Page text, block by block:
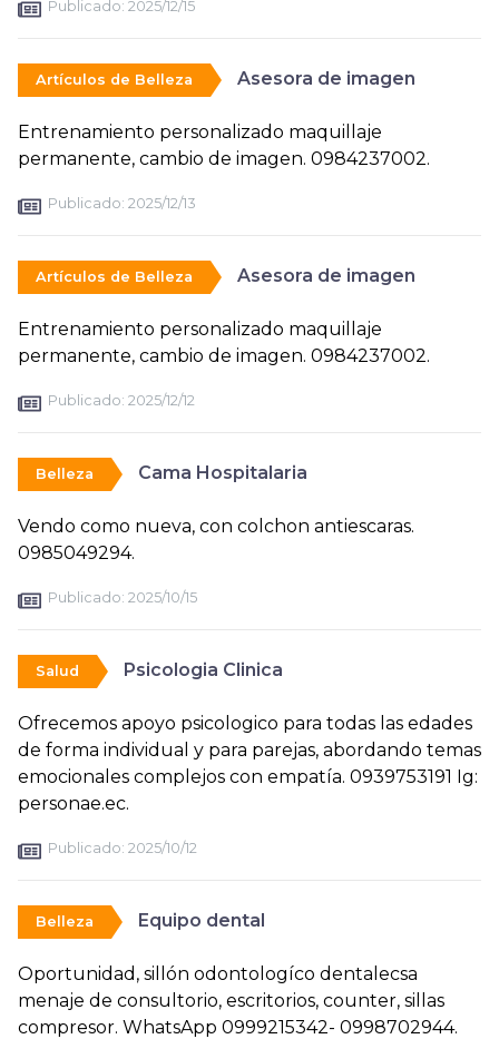
Publicado: 2025/12/15
Artículos de Belleza Asesora de imagen
Entrenamiento personalizado maquillaje
permanente, cambio de imagen. 0984237002.
Publicado: 2025/12/13
Artículos de Belleza Asesora de imagen
Entrenamiento personalizado maquillaje
permanente, cambio de imagen. 0984237002.
Publicado: 2025/12/12
Belleza Cama Hospitalaria
Vendo como nueva, con colchon antiescaras.
0985049294.
Publicado: 2025/10/15
Salud Psicologia Clinica
Ofrecemos apoyo psicologico para todas las edades
de forma individual y para parejas, abordando temas
emocionales complejos con empatía. 0939753191 Ig:
personae.ec.
Publicado: 2025/10/12
Belleza Equipo dental
Oportunidad, sillón odontologíco dentalecsa
menaje de consultorio, escritorios, counter, sillas
compresor. WhatsApp 0999215342- 0998702944.